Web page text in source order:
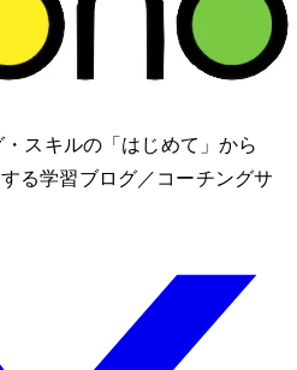
ミング・IT スキルの「はじめて」から
る学習ブログ／コーチングサ